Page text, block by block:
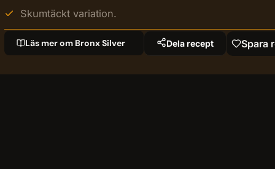
Skumtäckt variation.
Läs mer om Bronx Silver Dela recept Spara